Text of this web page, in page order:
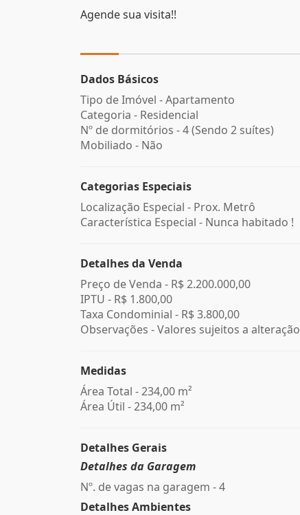
Agende sua visita!!
Dados Básicos
Tipo de Imóvel - Apartamento
Categoria - Residencial
Nº de dormitórios - 4 (Sendo 2 suítes)
Mobiliado - Não
Categorias Especiais
Localização Especial - Prox. Metrô
Característica Especial - Nunca habitado !
Detalhes da Venda
Preço de Venda - R$ 2.200.000,00
IPTU - R$ 1.800,00
Taxa Condominial - R$ 3.800,00
Observações - Valores sujeitos a alteração
Medidas
Área Total - 234,00 m²
Área Útil - 234,00 m²
Detalhes Gerais
Detalhes da Garagem
Nº. de vagas na garagem - 4
Detalhes Ambientes